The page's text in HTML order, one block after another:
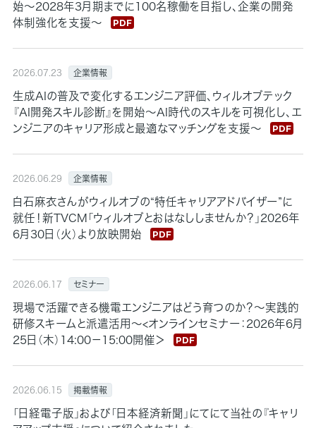
始～2028年3月期までに100名稼働を目指し、企業の開発
体制強化を支援～
2026.07.23 企業情報
生成AIの普及で変化するエンジニア評価、ウィルオブテック
『AI開発スキル診断』を開始～AI時代のスキルを可視化し、エ
ンジニアのキャリア形成と最適なマッチングを支援～
2026.06.29 企業情報
白石麻衣さんがウィルオブの“特任キャリアアドバイザー”に
就任！新TVCM「ウィルオブとおはなししませんか？」2026年
6月30日（火）より放映開始
2026.06.17 セミナー
現場で活躍できる機電エンジニアはどう育つのか？〜実践的
研修スキームと派遣活用〜<オンラインセミナー：2026年6月
25日（木）14:00－15:00開催＞
2026.06.15 掲載情報
「日経電子版」および「日本経済新聞」にてにて当社の『キャリ